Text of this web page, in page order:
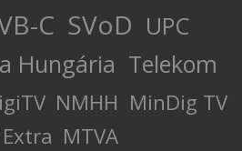
C SVoD UPC
Hungária Telekom
NMHH MinDig TV
MTVA